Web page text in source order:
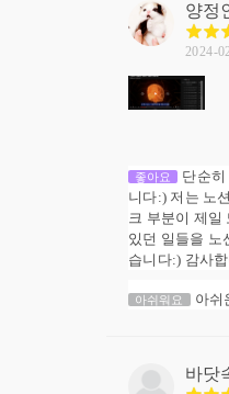
양정
2024-
좋아요
단순
니다:) 저는 노
크 부분이 제일
있던 일들을 노
습니다:) 감사
아쉬워요 아쉬
바닷